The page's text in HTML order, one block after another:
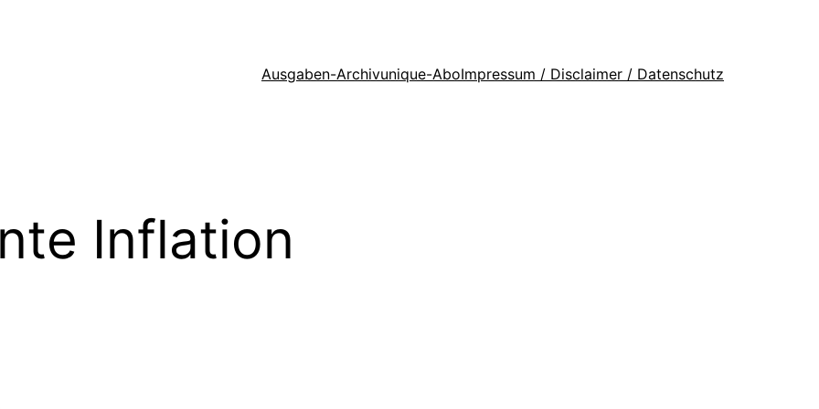
Ausgaben-Archivunique-AboImpressum / Disclaimer / Datenschutz
Inflation